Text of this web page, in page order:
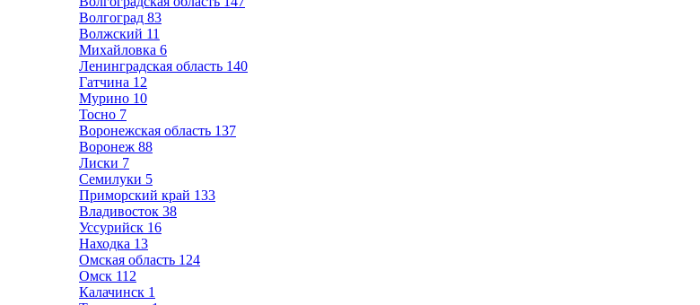
Волгоград 83
Волжский 11
Михайловка 6
Ленинградская область 140
Гатчина 12
Мурино 10
Тосно 7
Воронежская область 137
Воронеж 88
Лиски 7
Семилуки 5
Приморский край 133
Владивосток 38
Уссурийск 16
Находка 13
Омская область 124
Омск 112
Калачинск 1